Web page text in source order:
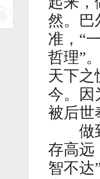
然。巴
准，“
哲理”
天下之
今。因
被后世
做到
存高远
智不达